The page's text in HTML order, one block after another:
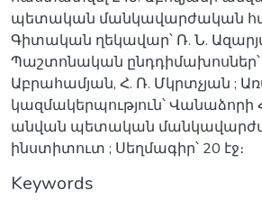
պետական մանկավարժական
Գիտական ղեկավար՝ Ռ. Ն.
Պաշտոնական ընդդիմախոսներ՝
Աբրահամյան, Հ. Ռ. Մկրտչյան ;
կազմակերպություն՝ Վանաձորի
անվան պետական
ինստիտուտ ; Սեղմագիր՝ 20 էջ։
Keywords